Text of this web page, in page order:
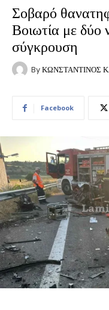
Σοβαρό
Βοιωτία με δύο
σύγκρουση
By ΚΩΝΣΤΑΝΤΙΝΟΣ
Facebook